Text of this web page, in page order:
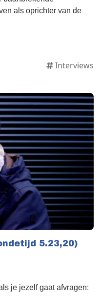
als oprichter van de
Interviews
5.23,20)
je jezelf gaat afvragen: